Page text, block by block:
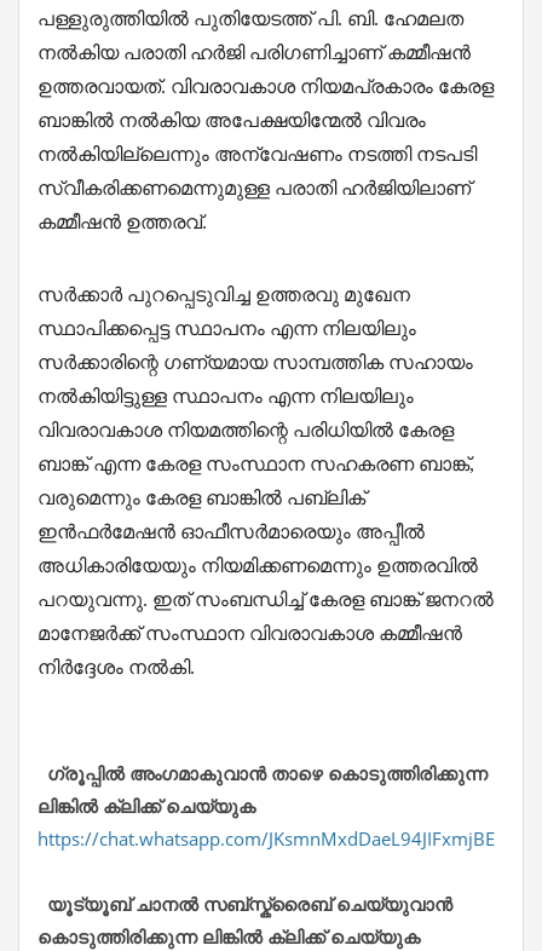
പള്ളുരുത്തിയിൽ പുതിയേടത്ത് പി. ബി. ഹേമലത
നൽകിയ പരാതി ഹർജി പരിഗണിച്ചാണ് കമ്മീഷൻ
ഉത്തരവായത്. വിവരാവകാശ നിയമപ്രകാരം കേരള
ബാങ്കിൽ നൽകിയ അപേക്ഷയിന്മേൽ വിവരം
നൽകിയില്ലെന്നും അന്വേഷണം നടത്തി നടപടി
സ്വീകരിക്കണമെന്നുമുള്ള പരാതി ഹർജിയിലാണ്
കമ്മീഷൻ ഉത്തരവ്.
സർക്കാർ പുറപ്പെടുവിച്ച ഉത്തരവു മുഖേന
സ്ഥാപിക്കപ്പെട്ട സ്ഥാപനം എന്ന നിലയിലും
സർക്കാരിന്റെ ഗണ്യമായ സാമ്പത്തിക സഹായം
നൽകിയിട്ടുള്ള സ്ഥാപനം എന്ന നിലയിലും
വിവരാവകാശ നിയമത്തിന്റെ പരിധിയിൽ കേരള
ബാങ്ക് എന്ന കേരള സംസ്ഥാന സഹകരണ ബാങ്ക്,
വരുമെന്നും കേരള ബാങ്കിൽ പബ്ലിക്
ഇൻഫർമേഷൻ ഓഫീസർമാരെയും അപ്പീൽ
അധികാരിയേയും നിയമിക്കണമെന്നും ഉത്തരവിൽ
പറയുവന്നു. ഇത് സംബന്ധിച്ച് കേരള ബാങ്ക് ജനറൽ
മാനേജർക്ക് സംസ്ഥാന വിവരാവകാശ കമ്മീഷൻ
നിർദ്ദേശം നൽകി.
ഗ്രൂപ്പിൽ അംഗമാകുവാൻ താഴെ കൊടുത്തിരിക്കുന്ന
ലിങ്കിൽ ക്ലിക്ക് ചെയ്യുക
https://chat.whatsapp.com/JKsmnMxdDaeL94JIFxmjBE
യൂട്യൂബ് ചാനൽ സബ്സ്ക്രൈബ് ചെയ്യുവാൻ
കൊടുത്തിരിക്കുന്ന ലിങ്കിൽ ക്ലിക്ക് ചെയ്യുക